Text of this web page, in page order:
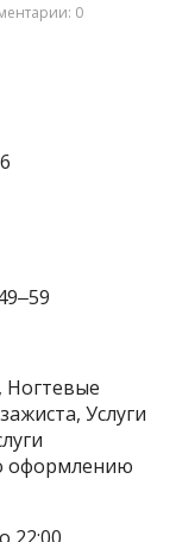
0
Ногтевые
Услуги
оформлению